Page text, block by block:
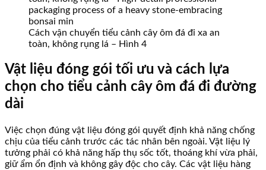
Cách vận chuyển tiểu cảnh cây ôm đá đi xa an
toàn, không rụng lá – Hình 4
Vật liệu đóng gói tối ưu và cách lựa
chọn cho tiểu cảnh cây ôm đá đi đường
dài
Việc chọn đúng vật liệu đóng gói quyết định khả năng chống
chịu của tiểu cảnh trước các tác nhân bên ngoài. Vật liệu lý
tưởng phải có khả năng hấp thụ sốc tốt, thoáng khí vừa phải,
giữ ẩm ổn định và không gây độc cho cây. Các vật liệu hàng